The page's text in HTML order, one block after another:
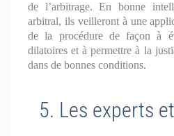
de l’arbitrage. En bonne
arbitral, ils veilleront à une
de la procédure de façon à
dilatoires et à permettre à la
dans de bonnes conditions.
5. Les experts